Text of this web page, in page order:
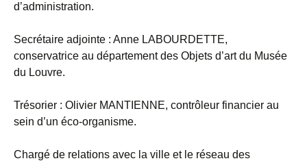
d’administration.
Secrétaire adjointe : Anne LABOURDETTE,
conservatrice au département des Objets d’art du Musée
du Louvre.
Trésorier : Olivier MANTIENNE, contrôleur financier au
sein d’un éco-organisme.
Chargé de relations avec la ville et le réseau des